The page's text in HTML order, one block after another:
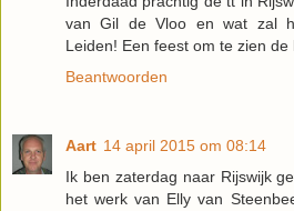
van Gil de Vloo en wat zal
Leiden! Een feest om te zien de
Beantwoorden
Aart 14 april 2015 om 08:14
Ik ben zaterdag naar Rijswijk
het werk van Elly van